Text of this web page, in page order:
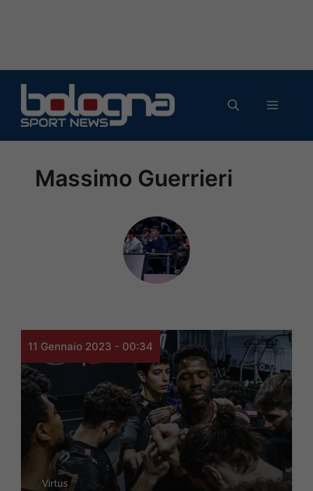
contenuto
MENU
Massimo Guerrieri
11 Gennaio 2023 - 00:34
Virtus